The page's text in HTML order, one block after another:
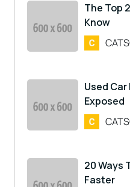
The Top
Know
Used
Exposed
20 Ways
Faster